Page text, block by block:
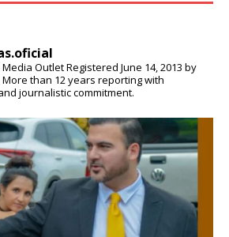
OutletRegistered June 14, 2013 by
More than 12 years reporting with
journalistic commitment.